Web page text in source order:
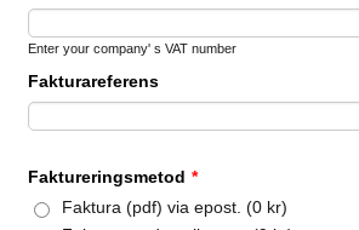
Enter your company' s VAT number
Fakturareferens
Faktureringsmetod *
Faktura (pdf) via epost. (0 kr)